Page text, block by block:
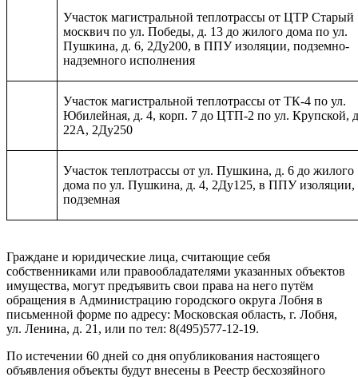
Участок магистральной теплотрассы от ЦТР Старый
москвич по ул. Победы, д. 13 до жилого дома по ул.
Пушкина, д. 6, 2Ду200, в ППУ изоляции, подземно-
надземного исполнения
Участок магистральной теплотрассы от ТК-4 по ул.
Юбилейная, д. 4, корп. 7 до ЦТП-2 по ул. Крупской,
22А, 2Ду250
Участок теплотрассы от ул. Пушкина, д. 6 до жилого
дома по ул. Пушкина, д. 4, 2Ду125, в ППУ изоляции,
подземная
Граждане и юридические лица, считающие себя
собственниками или правообладателями указанных объектов
имущества, могут предъявить свои права на него путём
обращения в Администрацию городского округа Лобня в
письменной форме по адресу: Московская область, г. Лобня,
ул. Ленина, д. 21, или по тел: 8(495)577-12-19.
По истечении 60 дней со дня опубликования настоящего
объявления объекты будут внесены в Реестр бесхозяйного